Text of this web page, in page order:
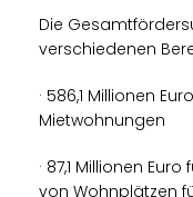
Die
verschiedenen
· 586,1 Millionen
Mietwohnungen
· 87,1 Millionen
von Wohnplätzen